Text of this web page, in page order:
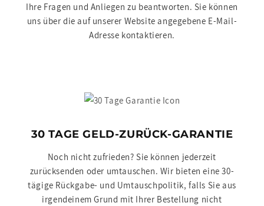
Ihre Fragen und Anliegen zu beantworten. Sie können
uns über die auf unserer Website angegebene E-Mail-
Adresse kontaktieren.
30 TAGE GELD-ZURÜCK-GARANTIE
Noch nicht zufrieden? Sie können jederzeit
zurücksenden oder umtauschen. Wir bieten eine 30-
tägige Rückgabe- und Umtauschpolitik, falls Sie aus
irgendeinem Grund mit Ihrer Bestellung nicht